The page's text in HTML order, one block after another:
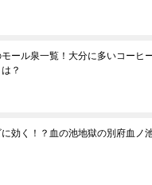
モール泉一覧！大分に多いコーヒ
？
に効く！？血の池地獄の別府血ノ